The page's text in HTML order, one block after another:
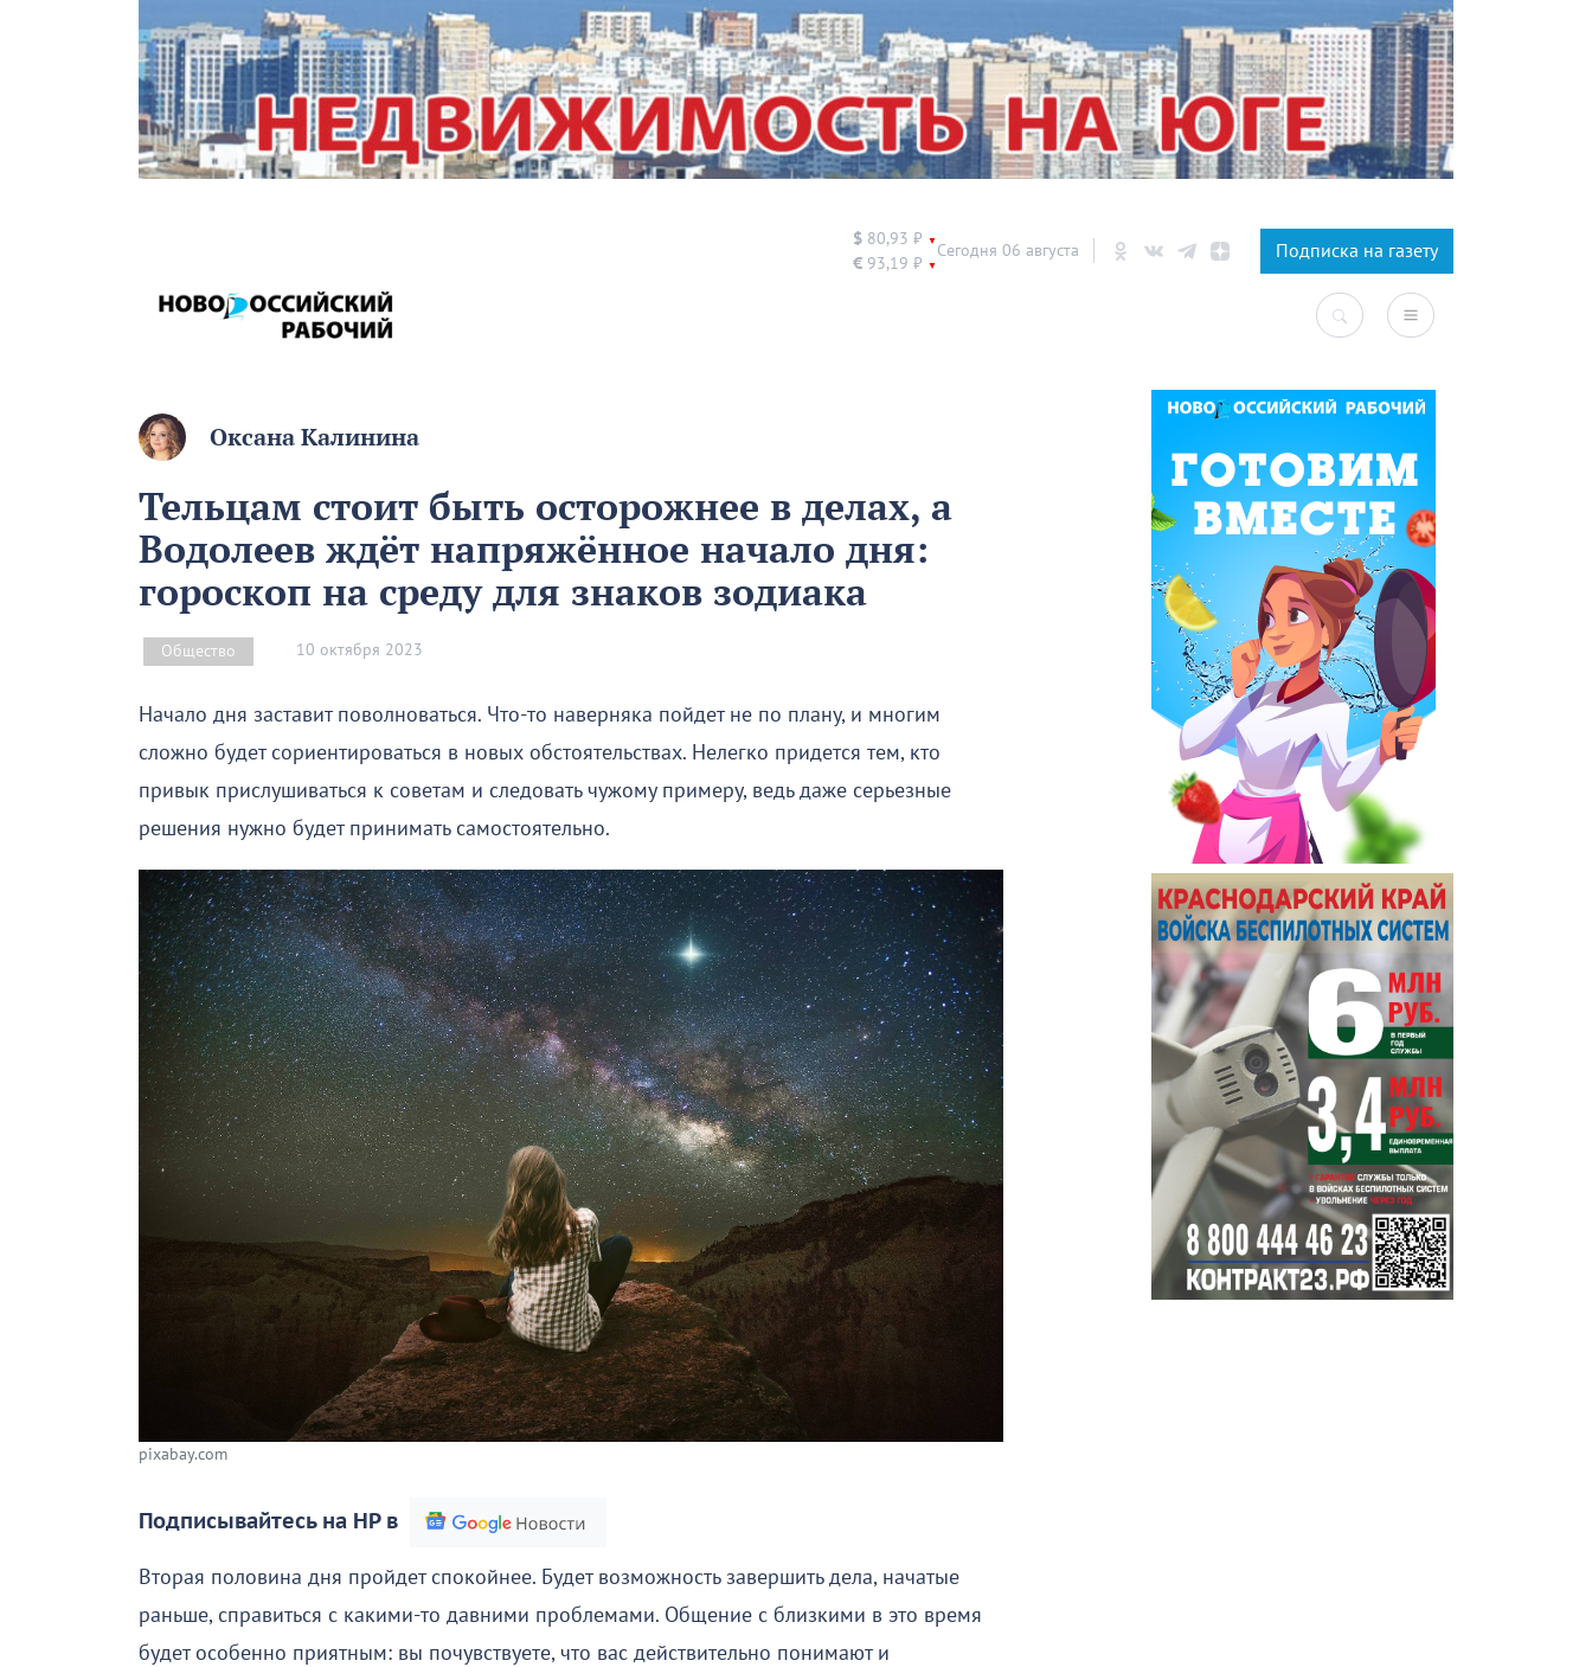
$ 80,93 ₽ ▼
€ 93,19 ₽ ▼
Сегодня 06 августа Подписка на газету
Оксана Калинина
Тельцам стоит быть осторожнее в делах, а
Водолеев ждёт напряжённое начало дня:
гороскоп на среду для знаков зодиака
Общество 10 октября 2023
Начало дня заставит поволноваться. Что-то наверняка пойдет не по плану, и многим
сложно будет сориентироваться в новых обстоятельствах. Нелегко придется тем, кто
привык прислушиваться к советам и следовать чужому примеру, ведь даже серьезные
решения нужно будет принимать самостоятельно.
pixabay.com
Подписывайтесь на НР в
Вторая половина дня пройдет спокойнее. Будет возможность завершить дела, начатые
раньше, справиться с какими-то давними проблемами. Общение с близкими в это время
будет особенно приятным: вы почувствуете, что вас действительно понимают и